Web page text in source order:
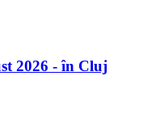
2026 - în Cluj